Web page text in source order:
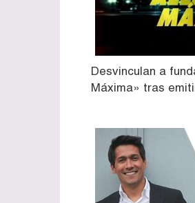
Desvinculan a
Máxima» tras